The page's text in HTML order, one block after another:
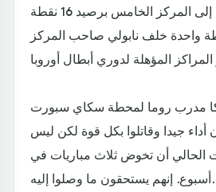
في تجاوز كالياري إلى المركز الخامس برصيد 16 نقطة
واحدة خلف نابولي صاحب المركز
مدرب روما لمحطة سكاي سبورت
أداء جيدا وقاتلوا بكل قوة لكن ليس
أن تخوض ثلاث مباريات في
أسبوع. إنهم يستحقون ما وصلوا إليه.